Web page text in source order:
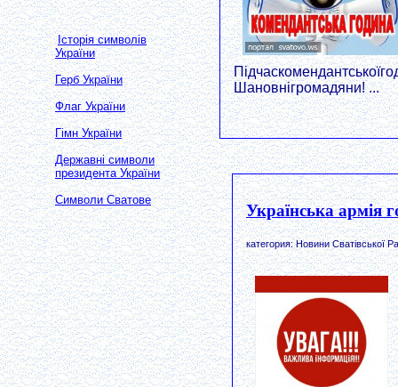
Історія символів
України
Герб України
Флаг України
Гімн України
Державні символи
президента України
Символи Сватове
Шановнігромадяни! ...
Українська армія
категория: Новини Сватівської